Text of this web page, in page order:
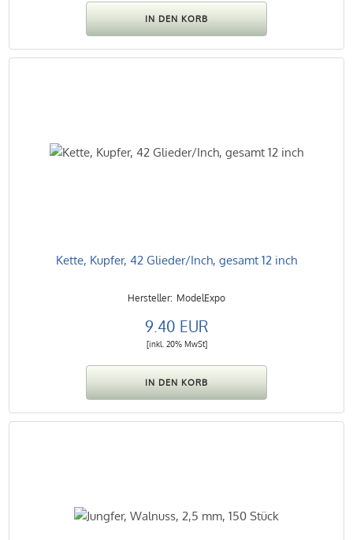
Kette, Kupfer, 42 Glieder/Inch, gesamt 12 inch
ModelExpo
9.40 EUR
[inkl. 20% MwSt]